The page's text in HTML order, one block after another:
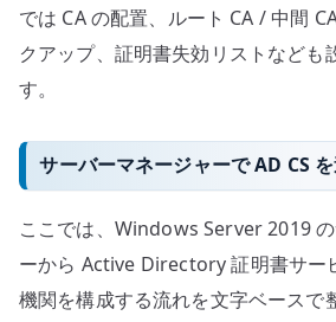
では CA の配置、ルート CA / 中間
クアップ、証明書失効リストなども
す。
サーバーマネージャーで AD CS
ここでは、Windows Server 2019
ーから Active Directory 証明書サー
機関を構成する流れを文字ベースで